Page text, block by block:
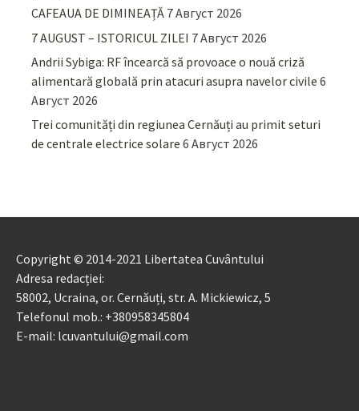
CAFEAUA DE DIMINEAȚĂ 7 Август 2026
7 AUGUST – ISTORICUL ZILEI 7 Август 2026
Andrii Sybiga: RF încearcă să provoace o nouă criză
alimentară globală prin atacuri asupra navelor civile 6
Август 2026
Trei comunități din regiunea Cernăuți au primit seturi
de centrale electrice solare 6 Август 2026
Copyright © 2014-2021 Libertatea Cuvântului
Adresa redacției:
58002, Ucraina, or. Cernăuți, str. A. Mickiewicz, 5
Telefonul mob.: +380958345804
E-mail: lcuvantului@gmail.com